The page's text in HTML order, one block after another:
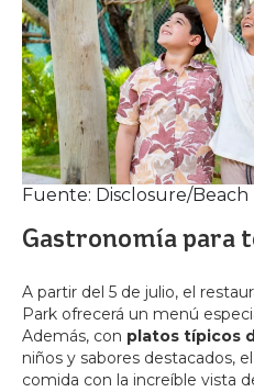
Fuente: Disclosure/Beach
Gastronomía para
A partir del 5 de julio, el
Park ofrecerá un menú
Además, con platos típicos
niños y sabores destacados,
comida con la increíble vista